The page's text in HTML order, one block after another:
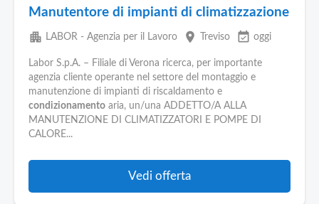
Manutentore di impianti di climatizzazione
apartment LABOR - Agenzia per il Lavoro place Treviso event_available oggi
Labor S.p.A. – Filiale di Verona ricerca, per importante
agenzia cliente operante nel settore del montaggio e
manutenzione di impianti di riscaldamento e
condizionamento aria, un/una ADDETTO/A ALLA
MANUTENZIONE DI CLIMATIZZATORI E POMPE DI
CALORE...
Vedi offerta